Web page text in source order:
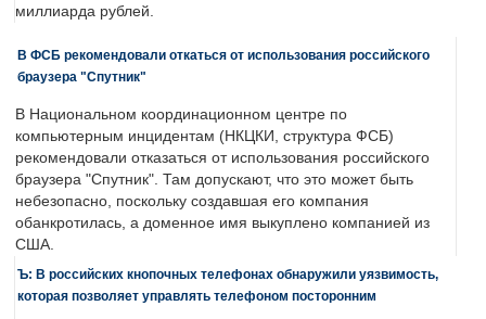
миллиарда рублей.
В ФСБ рекомендовали откаться от использования российского
браузера "Спутник"
В Национальном координационном центре по
компьютерным инцидентам (НКЦКИ, структура ФСБ)
рекомендовали отказаться от использования российского
браузера "Спутник". Там допускают, что это может быть
небезопасно, поскольку создавшая его компания
обанкротилась, а доменное имя выкуплено компанией из
США.
Ъ: В российских кнопочных телефонах обнаружили уязвимость,
которая позволяет управлять телефоном посторонним